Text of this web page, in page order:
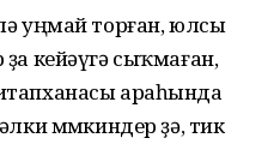
уңмай торған, юлсы
кейәүгә сыҡмаған,
араһында
мөмкиндер ҙә, тик